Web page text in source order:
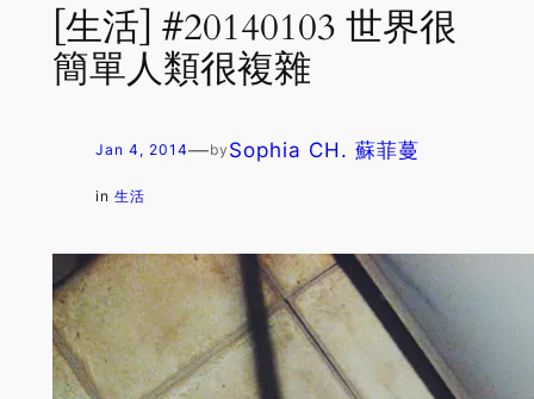
[生活] #20140103 世界很
簡單人類很複雜
Jan 4, 2014—by Sophia CH. 蘇菲蔓
in 生活